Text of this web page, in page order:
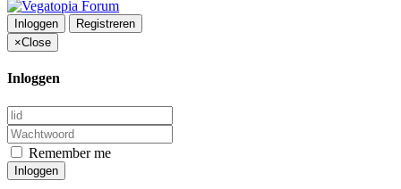
Inloggen
Registreren
×Close
Inloggen
Remember me
Inloggen